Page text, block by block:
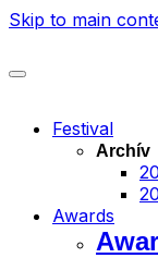
Skip to main
Festival
Archív
Awards